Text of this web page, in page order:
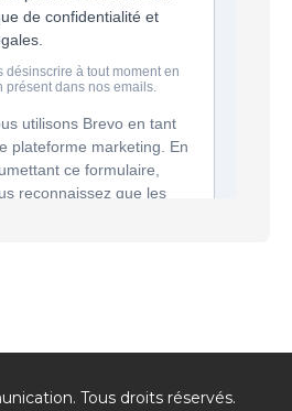
Tous droits réservés.